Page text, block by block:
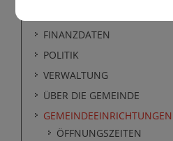
FINANZDATEN
POLITIK
VERWALTUNG
ÜBER DIE GEMEINDE
GEMEINDEEINRICHTUNGEN
ÖFFNUNGSZEITEN